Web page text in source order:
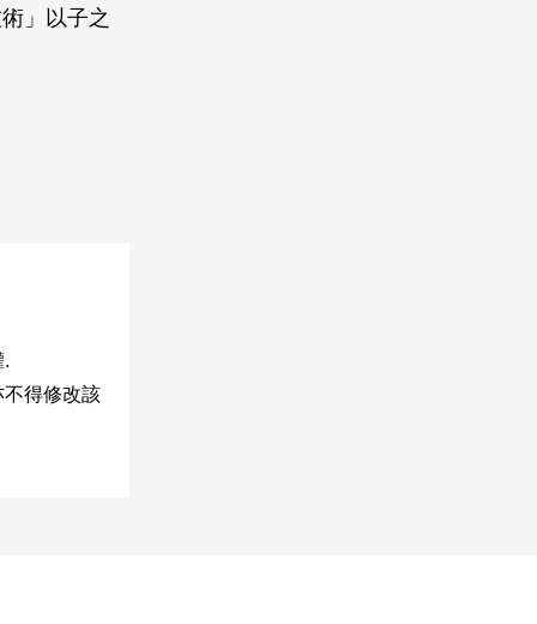
」以子之
.
得修改該